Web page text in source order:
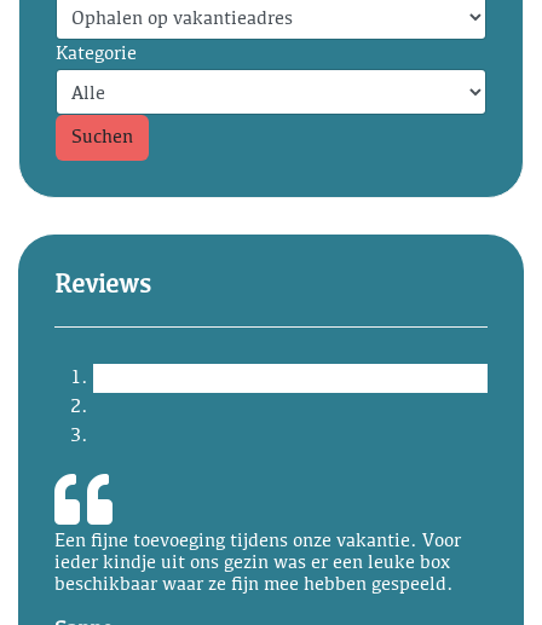
Kategorie
Suchen
Reviews
Een fijne toevoeging tijdens onze vakantie. Voor
ieder kindje uit ons gezin was er een leuke box
beschikbaar waar ze fijn mee hebben gespeeld.